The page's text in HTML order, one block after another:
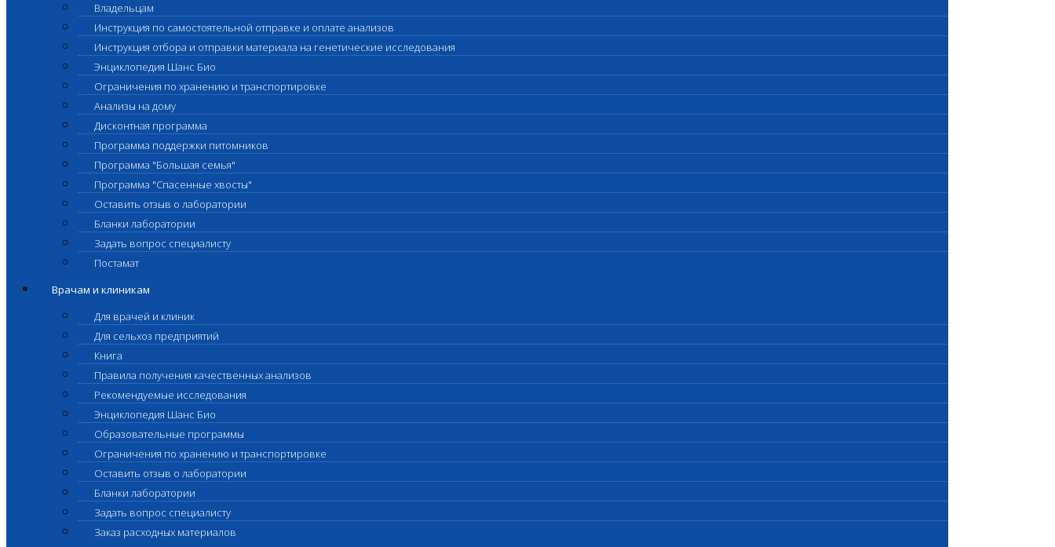
Владельцам
Инструкция по самостоятельной отправке и оплате анализов
Инструкция отбора и отправки материала на генетические исследования
Энциклопедия Шанс Био
Ограничения по хранению и транспортировке
Анализы на дому
Дисконтная программа
Программа поддержки питомников
Программа "Большая семья"
Программа "Спасенные хвосты"
Оставить отзыв о лаборатории
Бланки лаборатории
Задать вопрос специалисту
Постамат
Врачам и клиникам
Для врачей и клиник
Для сельхоз предприятий
Книга
Правила получения качественных анализов
Рекомендуемые исследования
Энциклопедия Шанс Био
Образовательные программы
Ограничения по хранению и транспортировке
Оставить отзыв о лаборатории
Бланки лаборатории
Задать вопрос специалисту
Заказ расходных материалов